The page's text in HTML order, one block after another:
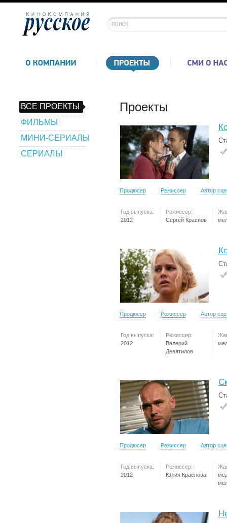
ВСЕ ПРОЕКТЫ
ФИЛЬМЫ
МИНИ-СЕРИАЛЫ
СЕРИАЛЫ
Проекты
Продюсер Режиссер Автор
Год выпуска:
2012
Режиссер:
Сергей Краснов
Продюсер Режиссер Автор
Год выпуска:
2012
Режиссер:
Валерий
Девятилов
Продюсер Режиссер Автор
Год выпуска:
2012
Режиссер:
Юлия Краснова